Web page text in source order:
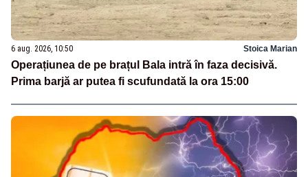
6 aug. 2026, 10:50 Stoica Marian
Operațiunea de pe brațul Bala intră în faza decisivă.
Prima barjă ar putea fi scufundată la ora 15:00